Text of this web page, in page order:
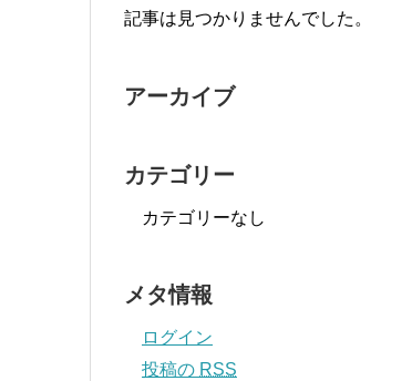
記事は見つかりませんでした。
アーカイブ
カテゴリー
カテゴリーなし
メタ情報
ログイン
投稿の RSS